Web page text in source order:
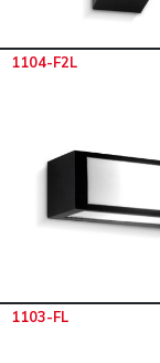
1104-F2L
1103-FL